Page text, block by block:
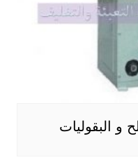
و البقوليات